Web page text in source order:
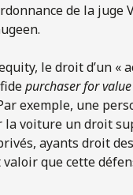
de la
le droit d’un
purchaser for
exemple, une
la voiture un droit
ayants droit
que cette